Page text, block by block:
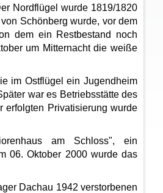
Nordflügel wurde 1819/1820
Schönberg wurde, vor dem
dem ein Restbestand noch
um Mitternacht die weiße
im Ostflügel ein Jugendheim
war es Betriebsstätte des
erfolgten Privatisierung wurde
am Schloss", ein
06. Oktober 2000 wurde das
Dachau 1942 verstorbenen